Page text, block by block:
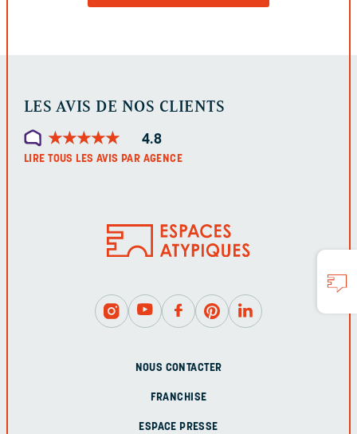
LES AVIS DE NOS CLIENTS
★★★★★
★★★★★ 4.8
LIRE TOUS LES AVIS PAR AGENCE
NOUS CONTACTER
FRANCHISE
ESPACE PRESSE